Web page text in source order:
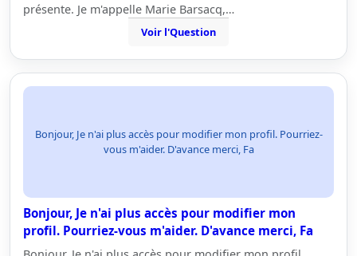
présente. Je m'appelle Marie Barsacq,…
Voir l'Question
Bonjour, Je n'ai plus accès pour modifier mon profil. Pourriez-
vous m'aider. D'avance merci, Fa
Bonjour, Je n'ai plus accès pour modifier mon
profil. Pourriez-vous m'aider. D'avance merci, Fa